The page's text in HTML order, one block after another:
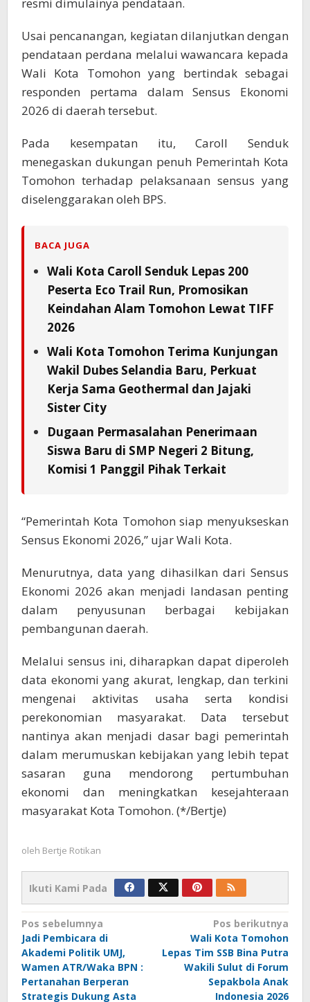
Usai pencanangan, kegiatan dilanjutkan dengan
pendataan perdana melalui wawancara kepada
Wali Kota Tomohon yang bertindak sebagai
responden pertama dalam Sensus Ekonomi
2026 di daerah tersebut.
Pada kesempatan itu, Caroll Senduk
menegaskan dukungan penuh Pemerintah Kota
Tomohon terhadap pelaksanaan sensus yang
diselenggarakan oleh BPS.
BACA JUGA
Wali Kota Caroll Senduk Lepas 200
Peserta Eco Trail Run, Promosikan
Keindahan Alam Tomohon Lewat TIFF
2026
Wali Kota Tomohon Terima Kunjungan
Wakil Dubes Selandia Baru, Perkuat
Kerja Sama Geothermal dan Jajaki
Sister City
Dugaan Permasalahan Penerimaan
Siswa Baru di SMP Negeri 2 Bitung,
Komisi 1 Panggil Pihak Terkait
“Pemerintah Kota Tomohon siap menyukseskan
Sensus Ekonomi 2026,” ujar Wali Kota.
Menurutnya, data yang dihasilkan dari Sensus
Ekonomi 2026 akan menjadi landasan penting
dalam penyusunan berbagai kebijakan
pembangunan daerah.
Melalui sensus ini, diharapkan dapat diperoleh
data ekonomi yang akurat, lengkap, dan terkini
mengenai aktivitas usaha serta kondisi
perekonomian masyarakat. Data tersebut
nantinya akan menjadi dasar bagi pemerintah
dalam merumuskan kebijakan yang lebih tepat
sasaran guna mendorong pertumbuhan
ekonomi dan meningkatkan kesejahteraan
masyarakat Kota Tomohon. (*/Bertje)
oleh Bertje Rotikan
Ikuti Kami Pada
Navigasi
pos
Pos sebelumnya
Jadi Pembicara di
Akademi Politik UMJ,
Wamen ATR/Waka BPN :
Pertanahan Berperan
Strategis Dukung Asta
Pos berikutnya
Wali Kota Tomohon
Lepas Tim SSB Bina Putra
Wakili Sulut di Forum
Sepakbola Anak
Indonesia 2026